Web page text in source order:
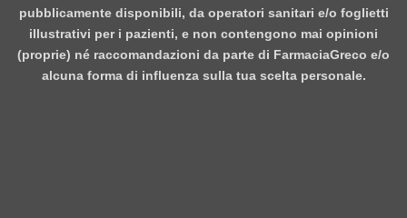
pubblicamente disponibili, da operatori sanitari e/o foglietti
illustrativi per i pazienti, e non contengono mai opinioni
(proprie) né raccomandazioni da parte di FarmaciaGreco e/o
alcuna forma di influenza sulla tua scelta personale.